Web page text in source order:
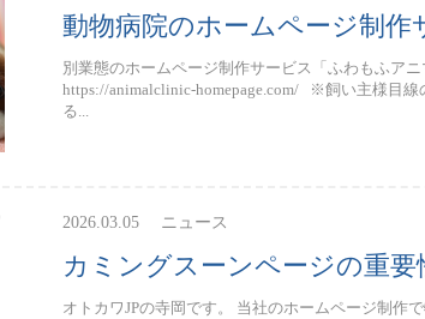
動物病院のホームページ制作
別業態のホームページ制作サービス「ふわもふア
https://animalclinic-homepage.com/ ※飼い主様目
る...
2026.03.05 ニュース
カミングスーンページの重要
オトカワJPの寺岡です。 当社のホームページ制